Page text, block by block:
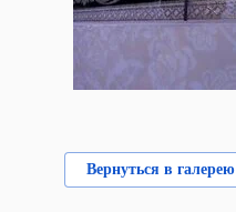
Вернуться в галерею